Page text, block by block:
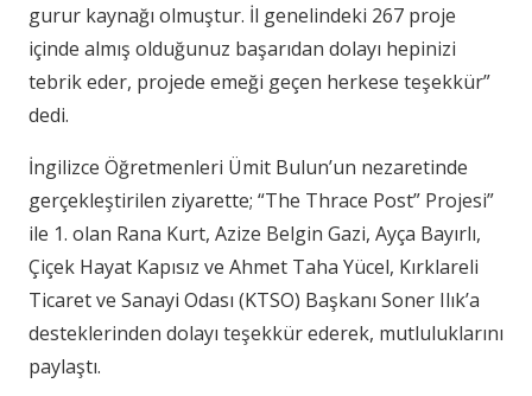
gurur kaynağı olmuştur. İl genelindeki 267 proje
içinde almış olduğunuz başarıdan dolayı hepinizi
tebrik eder, projede emeği geçen herkese teşekkür”
dedi.
İngilizce Öğretmenleri Ümit Bulun’un nezaretinde
gerçekleştirilen ziyarette; “The Thrace Post” Projesi”
ile 1. olan Rana Kurt, Azize Belgin Gazi, Ayça Bayırlı,
Çiçek Hayat Kapısız ve Ahmet Taha Yücel, Kırklareli
Ticaret ve Sanayi Odası (KTSO) Başkanı Soner Ilık’a
desteklerinden dolayı teşekkür ederek, mutluluklarını
paylaştı.